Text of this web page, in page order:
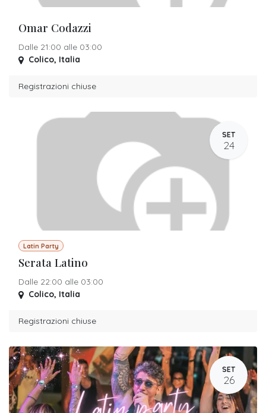
Omar Codazzi
Dalle 21:00 alle 03:00
Colico, Italia
Registrazioni chiuse
SET
24
Latin Party
Serata Latino
Dalle 22:00 alle 03:00
Colico, Italia
Registrazioni chiuse
SET
26